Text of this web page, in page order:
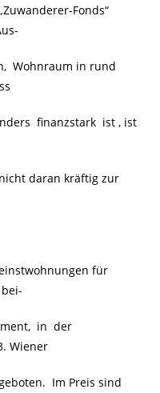
Fonds“
Wohnraum in rund
finanzstark ist , ist
nicht daran kräftig zur
für
in der
Wiener
Im Preis sind